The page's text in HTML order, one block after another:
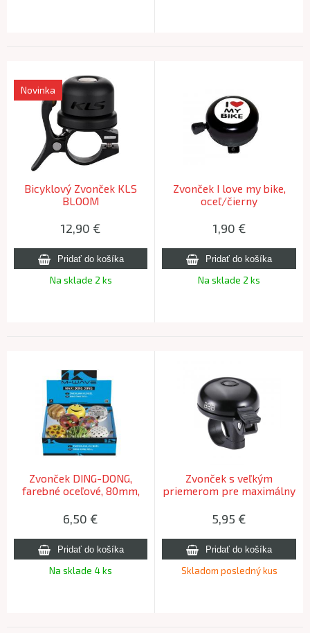
Bicyklový Zvonček KLS
BLOOM
Novinka
12,90 €
Na sklade 2 ks
Zvonček I love my bike,
oceľ/čierny
1,90 €
Na sklade 2 ks
Zvonček DING-DONG,
farebné oceľové, 80mm,
6,50 €
Na sklade 4 ks
Zvonček s veľkým
priemerom pre maximálny
SOUND
5,95 €
Skladom posledný kus